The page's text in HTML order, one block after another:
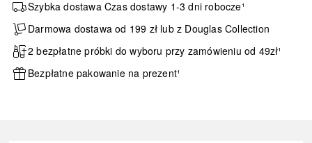
Szybka dostawa Czas dostawy 1-3 dni robocze¹
Darmowa dostawa od 199 zł lub z Douglas Collection
2 bezpłatne próbki do wyboru przy zamówieniu od 49zł¹
Bezpłatne pakowanie na prezent¹